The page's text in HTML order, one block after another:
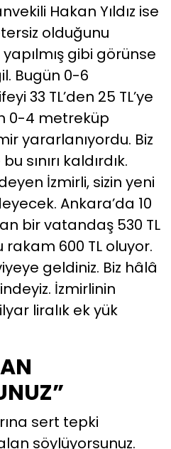
Hakan Yıldız ise
olduğunu
gibi görünse
Bugün 0-6
33 TL’den 25 TL’ye
0-4 metreküp
yararlanıyordu. Biz
sınırı kaldırdık.
İzmirli, sizin yeni
Ankara’da 10
bir vatandaş 530 TL
rakam 600 TL oluyor.
geldiniz. Biz hâlâ
İzmirlinin
liralık ek yük
sert tepki
söylüyorsunuz.